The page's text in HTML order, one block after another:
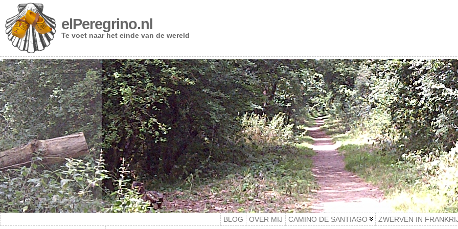
elPeregrino.nl
Te voet naar het einde van de wereld
BLOG OVER MIJ CAMINO DE SANTIAGO ZWERVEN IN